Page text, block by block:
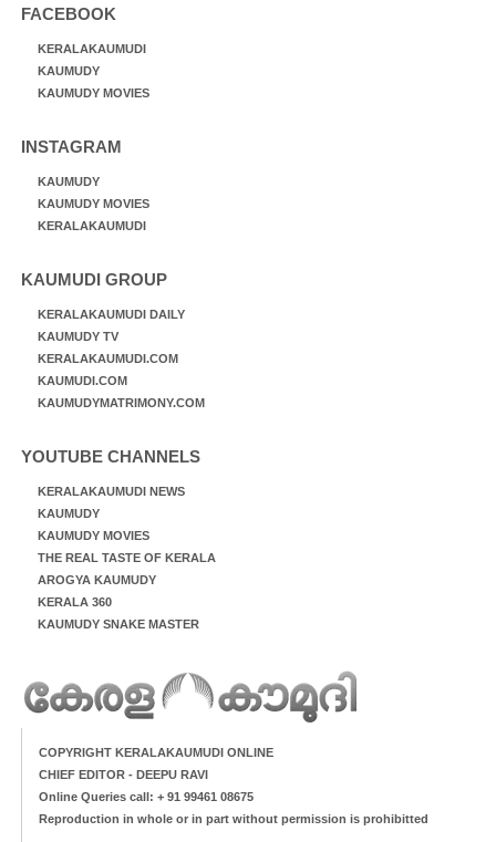
FACEBOOK
KERALAKAUMUDI
KAUMUDY
KAUMUDY MOVIES
INSTAGRAM
KAUMUDY
KAUMUDY MOVIES
KERALAKAUMUDI
KAUMUDI GROUP
KERALAKAUMUDI DAILY
KAUMUDY TV
KERALAKAUMUDI.COM
KAUMUDI.COM
KAUMUDYMATRIMONY.COM
YOUTUBE CHANNELS
KERALAKAUMUDI NEWS
KAUMUDY
KAUMUDY MOVIES
THE REAL TASTE OF KERALA
AROGYA KAUMUDY
KERALA 360
KAUMUDY SNAKE MASTER
COPYRIGHT KERALAKAUMUDI ONLINE
CHIEF EDITOR - DEEPU RAVI
Online Queries call: + 91 99461 08675
Reproduction in whole or in part without permission is prohibitted